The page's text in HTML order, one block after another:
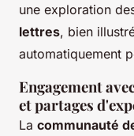
une exploration
lettres, bien
automatiquement
Engagement
et partages
La communauté